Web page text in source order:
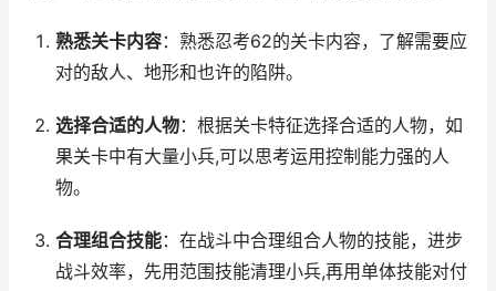
熟悉关卡内容：熟悉忍考62的关卡内容，了解需要应
对的敌人、地形和也许的陷阱。
选择合适的人物：根据关卡特征选择合适的人物，如
果关卡中有大量小兵,可以思考运用控制能力强的人
物。
合理组合技能：在战斗中合理组合人物的技能，进步
战斗效率，先用范围技能清理小兵,再用单体技能对付